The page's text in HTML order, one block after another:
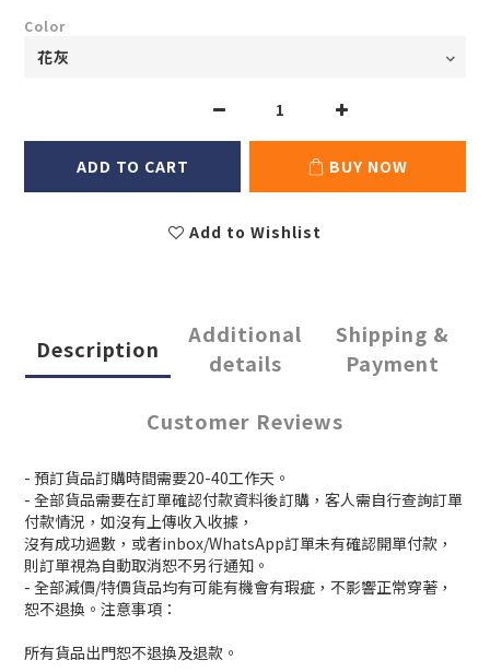
Color
ADD TO CART BUY NOW
Add to Wishlist
Description
Additional
details
Shipping &
Payment
Customer Reviews
- 預訂貨品訂購時間需要20-40工作天。
- 全部貨品需要在訂單確認付款資料後訂購，客人需自行查詢訂單
付款情況，如沒有上傳收入收據，
沒有成功過數，或者inbox/WhatsApp訂單未有確認開單付款，
則訂單視為自動取消恕不另行通知。
- 全部減價/特價貨品均有可能有機會有瑕疵，不影響正常穿著，
恕不退換。注意事項：
所有貨品出門恕不退換及退款。